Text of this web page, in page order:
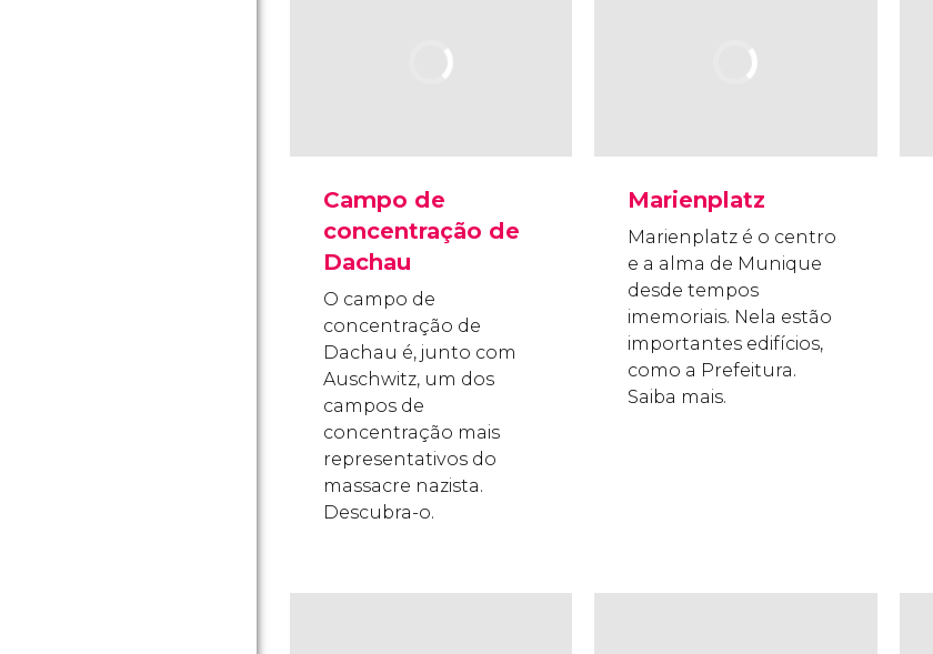
Campo de
concentração de
Dachau
O campo de
concentração de
Dachau é, junto com
Auschwitz, um dos
campos de
concentração mais
representativos do
massacre nazista.
Descubra-o.
Marienplatz
Marienplatz é o centro
e a alma de Munique
desde tempos
imemoriais. Nela estão
importantes edifícios,
como a Prefeitura.
Saiba mais.